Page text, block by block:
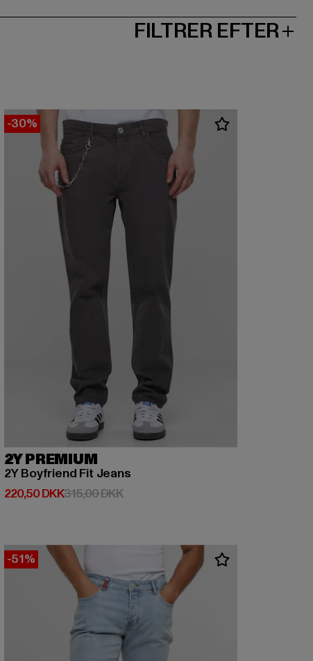
FILTRER EFTER
-30%
2Y PREMIUM
2Y Boyfriend Fit Jeans
220,50 DKK
Nuværende pris: 220,50 DKK
315,00 DKKKampagnepris: 315,00 DKK
-51%